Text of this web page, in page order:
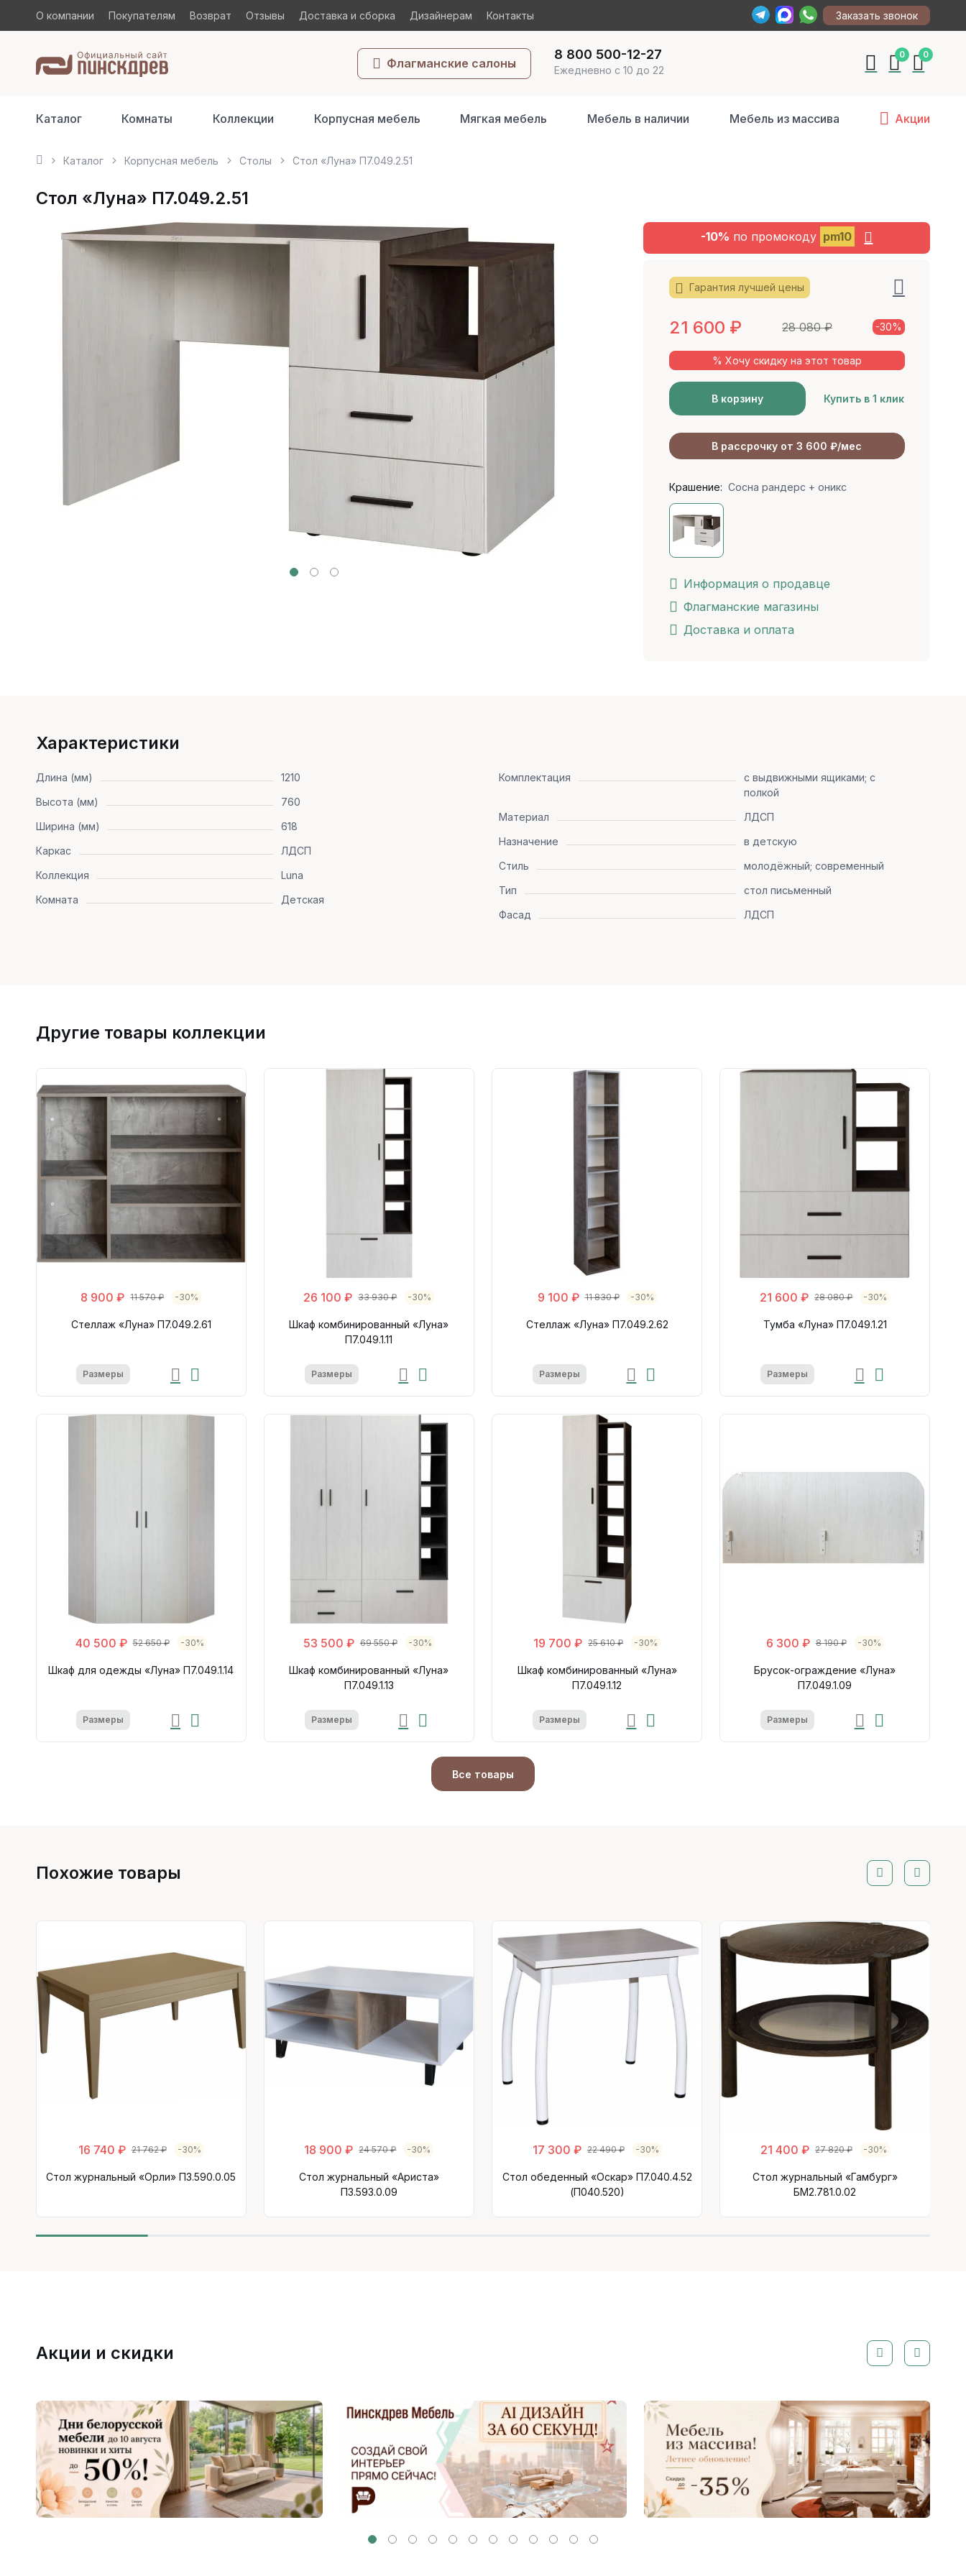
О компании Покупателям Возврат Отзывы Доставка и сборка Дизайнерам Контакты Заказать звонок
Флагманские салоны
8 800 500-12-27
Ежедневно с 10 до 22
0 0
Каталог Комнаты Коллекции Корпусная мебель Мягкая мебель Мебель в наличии Мебель из массива Акции
Каталог Корпусная мебель Столы Стол «Луна» П7.049.2.51
Стол «Луна» П7.049.2.51
-10% по промокоду pm10
Гарантия лучшей цены
21 600 ₽ 28 080₽ -30%
% Хочу скидку на этот товар
В корзину Купить в 1 клик
В рассрочку от 3 600 ₽/мес
Крашение: Сосна рандерс + оникс
Информация о продавце
Флагманские магазины
Доставка и оплата
Характеристики
Длина (мм)
1210
Высота (мм)
760
Ширина (мм)
618
Каркас
ЛДСП
Коллекция
Luna
Комната
Детская
Комплектация
с выдвижными ящиками; с
полкой
Материал
ЛДСП
Назначение
в детскую
Стиль
молодёжный; современный
Тип
стол письменный
Фасад
ЛДСП
Другие товары коллекции
8 900 ₽ 11 570 ₽ -30%
Стеллаж «Луна» П7.049.2.61
Размеры
26 100 ₽ 33 930 ₽ -30%
Шкаф комбинированный «Луна»
П7.049.1.11
Размеры
9 100 ₽ 11 830 ₽ -30%
Стеллаж «Луна» П7.049.2.62
Размеры
21 600 ₽ 28 080 ₽ -30%
Тумба «Луна» П7.049.1.21
Размеры
40 500 ₽ 52 650 ₽ -30%
Шкаф для одежды «Луна» П7.049.1.14
Размеры
53 500 ₽ 69 550 ₽ -30%
Шкаф комбинированный «Луна»
П7.049.1.13
Размеры
19 700 ₽ 25 610 ₽ -30%
Шкаф комбинированный «Луна»
П7.049.1.12
Размеры
6 300 ₽ 8 190 ₽ -30%
Брусок-ограждение «Луна»
П7.049.1.09
Размеры
Все товары
Похожие товары
16 740 ₽ 21 762 ₽ -30%
Стол журнальный «Орли» П3.590.0.05
18 900 ₽ 24 570 ₽ -30%
Стол журнальный «Ариста»
П3.593.0.09
17 300 ₽ 22 490 ₽ -30%
Стол обеденный «Оскар» П7.040.4.52
(П040.520)
21 400 ₽ 27 820 ₽ -30%
Стол журнальный «Гамбург»
БМ2.781.0.02
Акции и скидки